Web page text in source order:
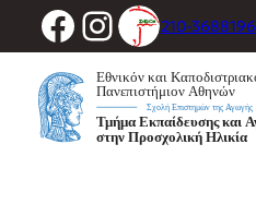
Μετάβαση
περιεχόμενο
Facebook
Instagram
210-3688196